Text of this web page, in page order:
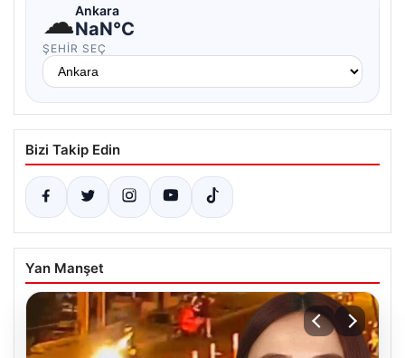
☁Ankara
NaN°C
ŞEHIR SEÇ
Bizi Takip Edin
Yan Manşet